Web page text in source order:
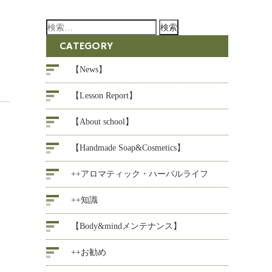
検
CATEGORY
【News】
【Lesson Report】
【About school】
【Handmade Soap&Cosmetics】
++アロマティック・ハーバルライフ
++知識
【Body&mindメンテナンス】
++お勧め